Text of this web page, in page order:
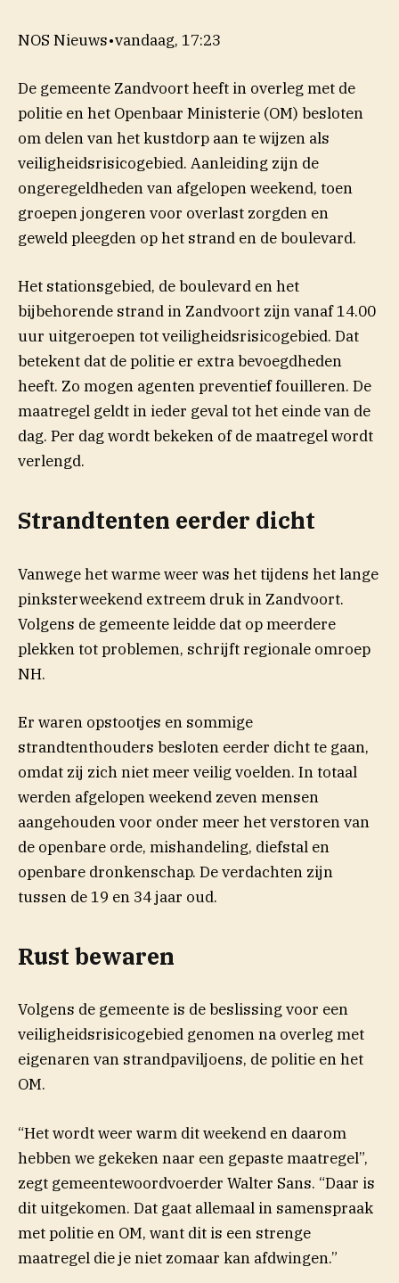
NOS Nieuws•vandaag, 17:23
De gemeente Zandvoort heeft in overleg met de
politie en het Openbaar Ministerie (OM) besloten
om delen van het kustdorp aan te wijzen als
veiligheidsrisicogebied. Aanleiding zijn de
ongeregeldheden van afgelopen weekend, toen
groepen jongeren voor overlast zorgden en
geweld pleegden op het strand en de boulevard.
Het stationsgebied, de boulevard en het
bijbehorende strand in Zandvoort zijn vanaf 14.00
uur uitgeroepen tot veiligheidsrisicogebied. Dat
betekent dat de politie er extra bevoegdheden
heeft. Zo mogen agenten preventief fouilleren. De
maatregel geldt in ieder geval tot het einde van de
dag. Per dag wordt bekeken of de maatregel wordt
verlengd.
Strandtenten eerder dicht
Vanwege het warme weer was het tijdens het lange
pinksterweekend extreem druk in Zandvoort.
Volgens de gemeente leidde dat op meerdere
plekken tot problemen, schrijft regionale omroep
NH(opent in nieuw venster)
.
Er waren opstootjes en sommige
strandtenthouders besloten eerder dicht te gaan,
omdat zij zich niet meer veilig voelden. In totaal
werden afgelopen weekend zeven mensen
aangehouden voor onder meer het verstoren van
de openbare orde, mishandeling, diefstal en
openbare dronkenschap. De verdachten zijn
tussen de 19 en 34 jaar oud.
Rust bewaren
Volgens de gemeente is de beslissing voor een
veiligheidsrisicogebied genomen na overleg met
eigenaren van strandpaviljoens, de politie en het
OM.
“Het wordt weer warm dit weekend en daarom
hebben we gekeken naar een gepaste maatregel”,
zegt gemeentewoordvoerder Walter Sans. “Daar is
dit uitgekomen. Dat gaat allemaal in samenspraak
met politie en OM, want dit is een strenge
maatregel die je niet zomaar kan afdwingen.”